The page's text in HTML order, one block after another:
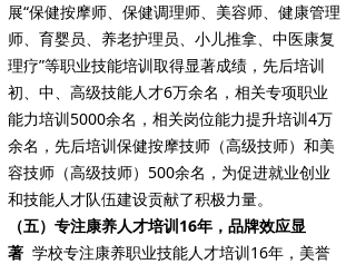
展“保健按摩师、保健调理师、美容师、健康管理
师、育婴员、养老护理员、小儿推拿、中医康复
理疗”等职业技能培训取得显著成绩，先后培训
初、中、高级技能人才6万余名，相关专项职业
能力培训5000余名，相关岗位能力提升培训4万
余名，先后培训保健按摩技师（高级技师）和美
容技师（高级技师）500余名，为促进就业创业
和技能人才队伍建设贡献了积极力量。
（五）专注康养人才培训16年，品牌效应显
著 学校专注康养职业技能人才培训16年，美誉